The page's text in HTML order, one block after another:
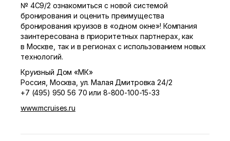
№ 4С9/2 ознакомиться с новой системой
бронирования и оценить преимущества
бронирования круизов в «одном окне»! Компания
заинтересована в приоритетных партнерах, как
в Москве, так и в регионах с использованием новых
технологий.
Круизный Дом «МК»
Россия, Москва, ул. Малая Дмитровка 24/2
+7 (495) 950 56 70 или 8-800-100-15-33
www.mcruises.ru